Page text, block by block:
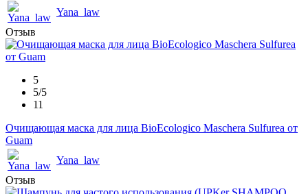
Yana_law
Отзыв
5
5/5
11
Очищающая маска для лица BioEcologico Maschera Sulfurea от
Guam
Yana_law
Отзыв